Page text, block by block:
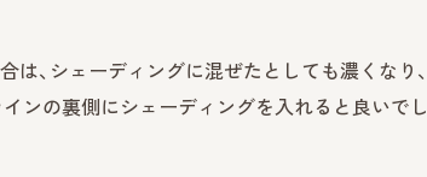
、シェーディングに混ぜたとしても濃くなり、
ンの裏側にシェーディングを入れると良いでし